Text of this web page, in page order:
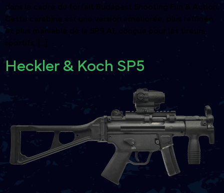
dans le cadre du forfait Budapest Shooting Fun & Action.
Cette carabine est une version améliorée, plus raffinée
et plus maniable de la SP9 A1, conçue pour les tireurs
Heckler & Koch SP5